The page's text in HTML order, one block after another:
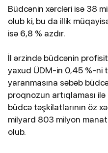
Büdcənin xərcləri isə 38
olub ki, bu da illik
isə 6,8 % azdır.
İl ərzində büdcənin
yaxud ÜDM-in 0,45 %-ni
yaranmasına səbəb
proqnozun artıqlaması
büdcə təşkilatlarının öz
milyard 803 milyon
olub.